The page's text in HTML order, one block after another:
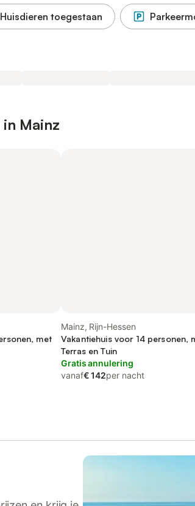
Huisdieren toegestaan
Mainz
met
Mainz, Rijn-Hessen
Vakantiehuis voor 14 personen,
Terras en Tuin
Gratis annulering
vanaf€ 142per nacht